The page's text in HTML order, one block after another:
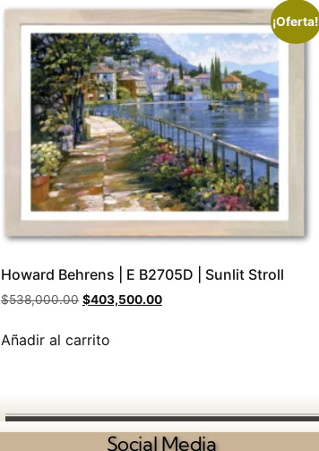
¡Oferta!
Howard Behrens | E B2705D | Sunlit Stroll
$538,000.00 $403,500.00
Añadir al carrito
Social Media